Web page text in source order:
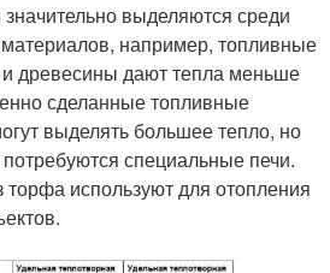
выделяются среди
материалов, например, топливные
древесины дают тепла меньше
сделанные топливные
выделять большее тепло, но
специальные печи.
торфа используют для отопления